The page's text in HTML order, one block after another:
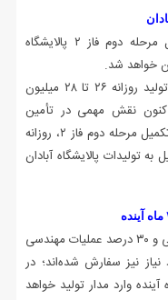
مدیر عامل پالایشگاه آبادان گفت: با تکمیل مرحله دوم فاز ۲ پالایشگاه
خواهد شد.
فردین راشدی اظهار کرد: پالایشگاه آبادان با تولید روزانه ۲۶ تا ۲۸ میلیون
بنزین، هم‌اکنون نقش مهمی در تأمین
سوخت مورد نیاز کشور را بر عهده دارد و با تکمیل مرحله دوم فاز ۲، روزانه
لیتر گازوئیل به تولیدات پالایشگاه آبادان
وی گفت: هم‌اکنون ۱۰ درصد عملیات شمع‌کوبی و ۳۰ درصد عملیات مهندسی
مورد نیاز نیز سفارش شده‌اند؛ در
منابع مالی، این طرح تا ۴۰ ماه آینده وارد مدار تولید خواهد